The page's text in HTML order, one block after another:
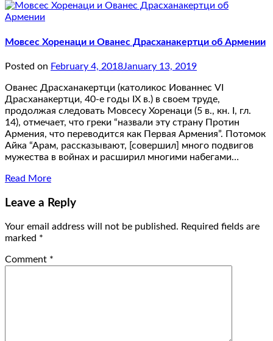
Мовсес Хоренаци и Ованес Драсханакертци об Армении
Posted on February 4, 2018January 13, 2019
Ованес Драсханакертци (католикос Иованнес VI
Драсханакертци, 40-е годы IX в.) в своем труде,
продолжая следовать Мовсесу Хоренаци (5 в., кн. I, гл.
14), отмечает, что греки “назвали эту страну Протин
Армения, что переводится как Первая Армения”. Потомок
Айка “Арам, рассказывают, [совершил] много подвигов
мужества в войнах и расширил многими набегами…
Read More
Leave a Reply
Your email address will not be published. Required fields are
marked *
Comment *